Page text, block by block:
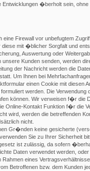
�berholt sein,
eine Firewall vor unbefugtem
mit �blicher Sorgfalt und
Auswertung oder
Kunden senden, werden
der Nachricht werden die
Um Ihnen bei
einen Cookie mit diesen
werden. Die
können. Wir verweisen f�r die
Online-Kontakt Funktion f�r die
wird, werden die betreffenden
nicht.
Gr�nden keine gesicherte
Sie zu Ihrer Sicherheit
ist zulässig, da sofern
Daten verwendet werden,
Rahmen eines
Betroffenen bzw. dem Kunden